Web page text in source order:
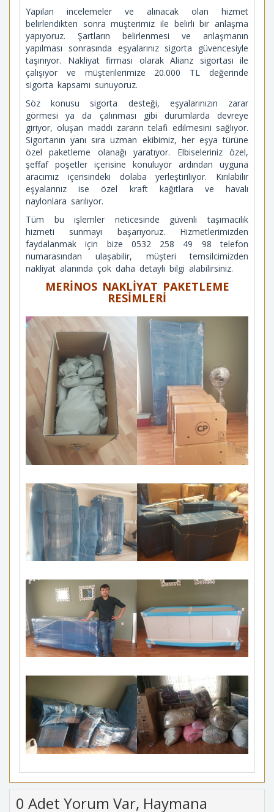
Yapılan incelemeler ve alınacak olan hizmet
belirlendikten sonra müşterimiz ile belirli bir anlaşma
yapıyoruz. Şartların belirlenmesi ve anlaşmanın
yapılması sonrasında eşyalarınız sigorta güvencesiyle
taşınıyor. Nakliyat firması olarak Alianz sigortası ile
çalışıyor ve müşterilerimize 20.000 TL değerinde
sigorta kapsamı sunuyoruz.
Söz konusu sigorta desteği, eşyalarınızın zarar
görmesi ya da çalınması gibi durumlarda devreye
giriyor, oluşan maddi zararın telafi edilmesini sağlıyor.
Sigortanın yanı sıra uzman ekibimiz, her eşya türüne
özel paketleme olanağı yaratıyor. Elbiseleriniz özel,
şeffaf poşetler içerisine konuluyor ardından uyguna
aracımız içerisindeki dolaba yerleştiriliyor. Kırılabilir
eşyalarınız ise özel kraft kağıtlara ve havalı
naylonlara sarılıyor.
Tüm bu işlemler neticesinde güvenli taşımacılık
hizmeti sunmayı başarıyoruz. Hizmetlerimizden
faydalanmak için bize 0532 258 49 98 telefon
numarasından ulaşabilir, müşteri temsilcimizden
nakliyat alanında çok daha detaylı bilgi alabilirsiniz.
MERİNOS NAKLİYAT PAKETLEME
RESİMLERİ
0 Adet Yorum Var, Haymana